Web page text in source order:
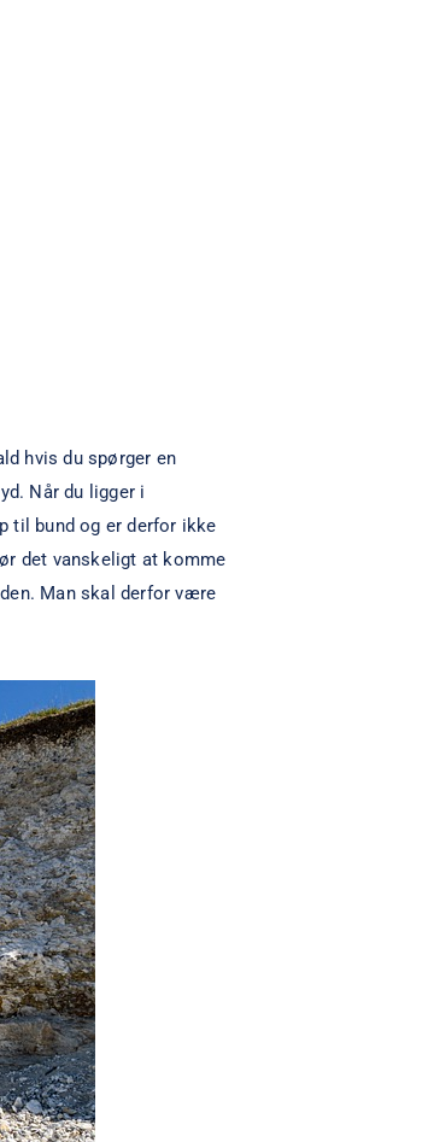
hvis du spørger en
Når du ligger i
til bund og er derfor ikke
det vanskeligt at komme
Man skal derfor være